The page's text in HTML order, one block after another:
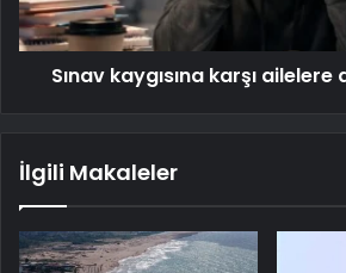
Sınav kaygısına karşı
İlgili Makaleler